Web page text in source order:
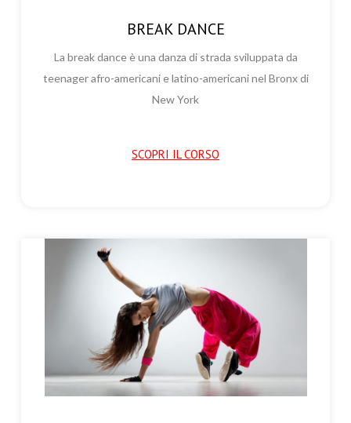
BREAK DANCE
La break dance è una danza di strada sviluppata da
teenager afro-americani e latino-americani nel Bronx di
New York
SCOPRI IL CORSO